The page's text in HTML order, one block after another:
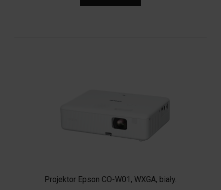
Projektor Epson CO-W01, WXGA, biały.